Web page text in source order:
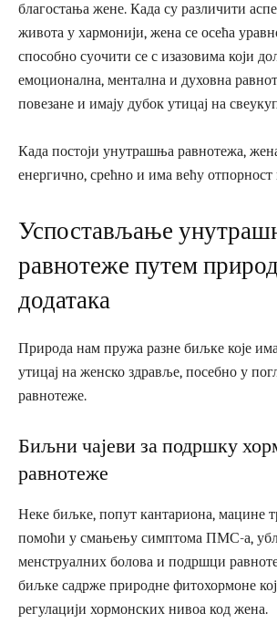
благостања жене. Када су различити
живота у хармонији, жена се осећа
способно суочити се с изазовима који
емоционална, ментална и духовна
повезане и имају дубок утицај на
Када постоји унутрашња равнотежа,
енергично, срећно и има већу отпорност
Успостављање
равнотеже путем
додатака
Природа нам пружа разне биљке које
утицај на женско здравље, посебно у
равнотеже.
Биљни чајеви за подршку
равнотеже
Неке биљке, попут кантариона, мацине
помоћи у смањењу симптома ПМС-а,
менструалних болова и подршци
биљке садрже природне фитохормоне
регулацији хормонских нивоа код жена.